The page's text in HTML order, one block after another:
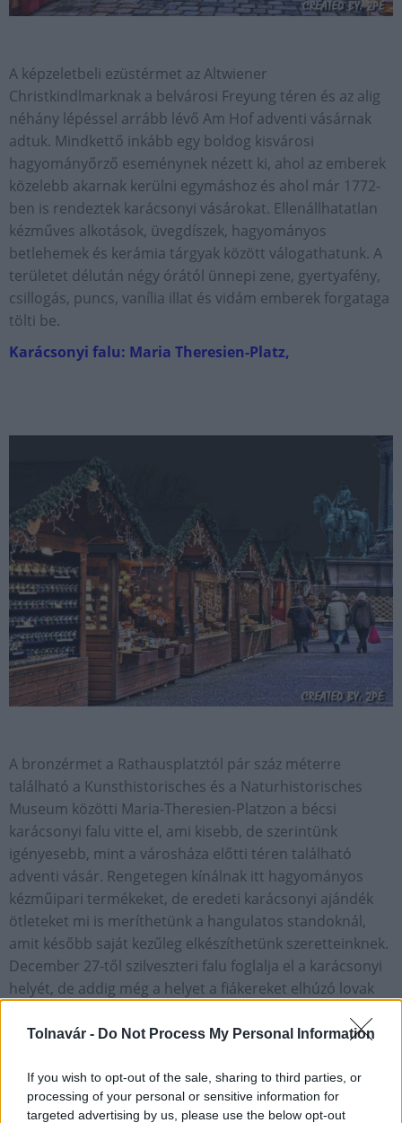
Tolnavár - Do Not Process My Personal Information
If you wish to opt-out of the sale, sharing to third parties, or
processing of your personal or sensitive information for
targeted advertising by us, please use the below opt-out
A képzeletbeli ezüstérmet az Altwiener
Christkindlmarknak a belvárosi Freyung téren és az alig
néhány lépéssel arrább lévő Am Hof adventi vásárnak
adtuk. Mindkettő inkább egy boldog kisvárosi
hagyományőrző eseménynek nézett ki, ahol az emberek
közelebb akarnak kerülni egymáshoz és ahol már 1772-
ben is rendeztek karácsonyi vásárokat. Ellenállhatatlan
kézműves alkotások, üvegdíszek, hagyományos
betlehemek és kerámia tárgyak között válogathatunk. A
területet délután négy órától ünnepi zene, gyertyafény,
csillogás, puncs, vanília illat és vidám emberek forgataga
tölti be.
Karácsonyi falu: Maria Theresien-Platz,
A bronzérmet a Rathausplatztól pár száz méterre
található a Kunsthistorisches és a Naturhistorisches
Museum közötti Maria-Theresien-Platzon a bécsi
karácsonyi falu vitte el, ami kisebb, de szerintünk
igényesebb, mint a városháza előtti téren található
adventi vásár. Rengetegen kínálnak itt hagyományos
kézműipari termékeket, de eredeti karácsonyi ajándék
ötleteket mi is meríthetünk a hangulatos standoknál,
amit később saját kezűleg elkészíthetünk szeretteinknek.
December 27-től szilveszteri falu foglalja el a karácsonyi
helyét, de addig még a helyet a fiákereket elhúzó lovak
Wiener Adventzauber és